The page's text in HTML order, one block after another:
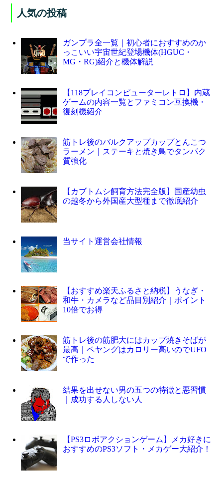
人気の投稿
ガンプラ全一覧｜初心者におすすめのか
っこいい宇宙世紀登場機体(HGUC・
MG・RG)紹介と機体解説
【118プレイコンピューターレトロ】内蔵
ゲームの内容一覧とファミコン互換機・
復刻機紹介
筋トレ後のバルクアップカップとんこつ
ラーメン｜ステーキと焼き鳥でタンパク
質強化
【カブトムシ飼育方法完全版】国産幼虫
の越冬から外国産大型種まで徹底紹介
当サイト運営会社情報
【おすすめ楽天ふるさと納税】うなぎ・
和牛・カメラなど品目別紹介｜ポイント
10倍でお得
筋トレ後の筋肥大にはカップ焼きそばが
最高｜ペヤングはカロリー高いのでUFO
で作った
結果を出せない男の五つの特徴と悪習慣
｜成功する人しない人
【PS3ロボアクションゲーム】メカ好きに
おすすめのPS3ソフト・メカゲー大紹介！